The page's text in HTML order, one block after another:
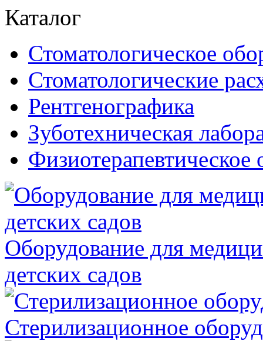
Каталог
Стоматологическое
Стоматологические
Рентгенографика
Зуботехническая
Физиотерапевтическое
Оборудование для
детских садов
Стерилизационное